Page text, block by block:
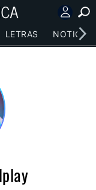
LETRAS NOTICIAS